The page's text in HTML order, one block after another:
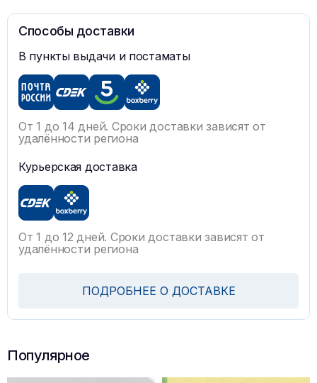
Способы доставки
В пункты выдачи и постаматы
От 1 до 14 дней. Сроки доставки зависят от
удалённости региона
Курьерская доставка
От 1 до 12 дней. Сроки доставки зависят от
удалённости региона
ПОДРОБНЕЕ О ДОСТАВКЕ
Популярное